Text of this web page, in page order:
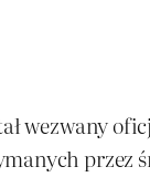
wezwany
przez